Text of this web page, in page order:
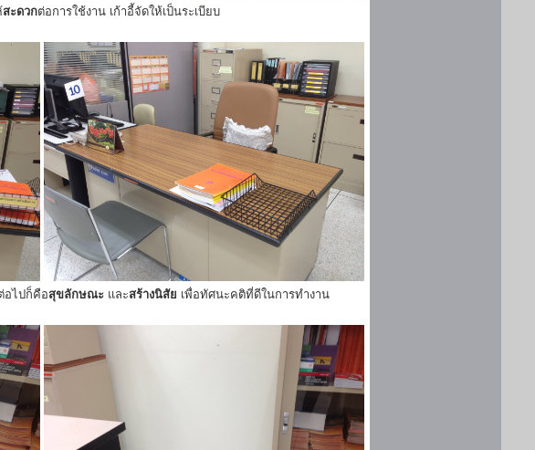
สะดวกต่อการใช้งาน เก้าอี้จัดให้เป็นระเบียบ
ไปก็คือสุขลักษณะ และสร้างนิสัย เพื่อทัศนะคติที่ดีในการทำงาน